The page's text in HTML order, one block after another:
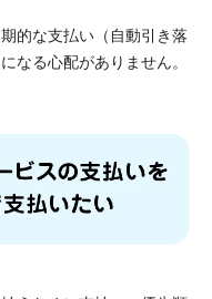
的な支払い（自動引き落
なる心配がありません。